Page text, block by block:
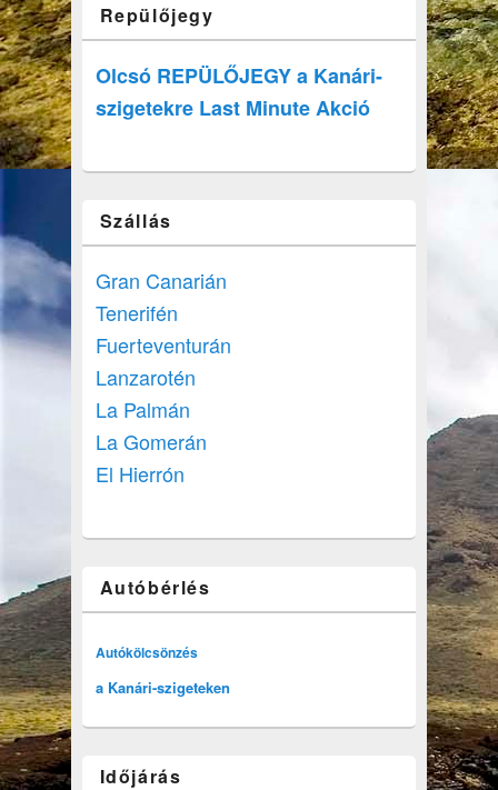
Repülőjegy
Olcsó REPÜLŐJEGY a Kanári-
szigetekre Last Minute Akció
Szállás
Gran Canarián
Tenerifén
Fuerteventurán
Lanzarotén
La Palmán
La Gomerán
El Hierrón
Autóbérlés
Autókölcsönzés
a Kanári-szigeteken
Időjárás